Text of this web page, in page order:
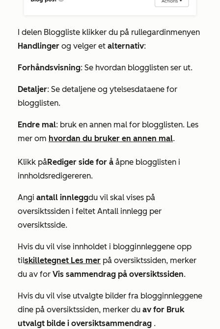
I delen Bloggliste klikker du på rullegardinmenyen
Handlinger og velger et alternativ:
Forhåndsvisning: Se hvordan blogglisten ser ut.
Detaljer: Se detaljene og ytelsesdataene for
blogglisten.
Endre mal: bruk en annen mal for blogglisten. Les
mer om hvordan du bruker en annen mal.
Klikk påRediger side for å åpne blogglisten i
innholdsredigereren.
Angi antall innleggdu vil skal vises på
oversiktssiden i feltet Antall innlegg per
oversiktsside.
Hvis du vil vise innholdet i blogginnleggene opp
tilskilletegnet Les mer på oversiktssiden, merker
du av for Vis sammendrag på oversiktssiden.
Hvis du vil vise utvalgte bilder fra blogginnleggene
dine på oversiktssiden, merker du av for Bruk
utvalgt bilde i oversiktsammendrag .